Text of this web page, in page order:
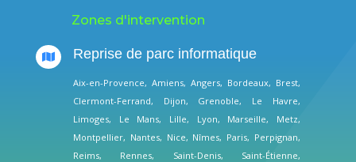
Zones d'intervention
 Reprise de parc informatique
Aix-en-Provence, Amiens, Angers, Bordeaux, Brest,
Clermont-Ferrand, Dijon, Grenoble, Le Havre,
Limoges, Le Mans, Lille, Lyon, Marseille, Metz,
Montpellier, Nantes, Nice, Nîmes, Paris, Perpignan,
Reims, Rennes, Saint-Denis, Saint-Étienne,